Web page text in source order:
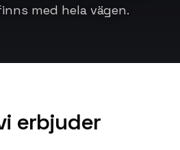
med hela vägen.
erbjuder